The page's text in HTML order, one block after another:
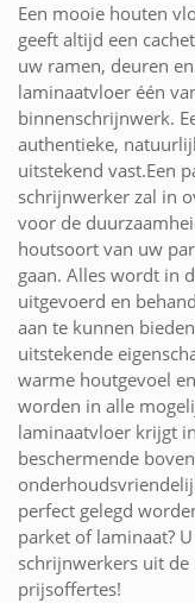
Een mooie houten
geeft altijd een
uw ramen, deuren
laminaatvloer één
binnenschrijnwerk.
authentieke,
uitstekend vast.Een
schrijnwerker zal in
voor de
houtsoort van uw
gaan. Alles wordt in
uitgevoerd en
aan te kunnen
uitstekende
warme houtgevoel
worden in alle
laminaatvloer krijgt
beschermende
perfect gelegd
parket of laminaat?
schrijnwerkers uit de
prijsoffertes!